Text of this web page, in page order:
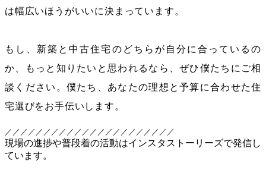
は幅広いほうがいいに決まっています。
もし、新築と中古住宅のどちらが自分に合っているの
か、もっと知りたいと思われるなら、ぜひ僕たちにご相
談ください。僕たち、あなたの理想と予算に合わせた住
宅選びをお手伝いします。
／／／／／／／／／／／／／／／／／／／／／／
現場の進捗や普段着の活動はインスタストーリーズで発信し
ています。